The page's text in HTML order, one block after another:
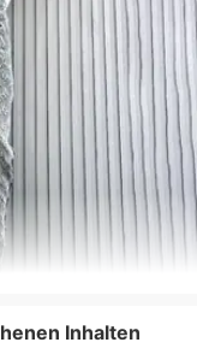
oder professionelle
Inhalten